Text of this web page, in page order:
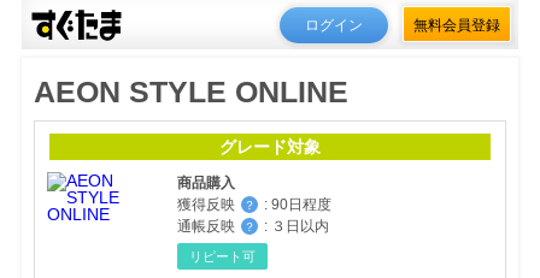
ログイン 無料会員登録
AEON STYLE ONLINE
グレード対象
商品購入
獲得反映
？ : 90日程度
通帳反映
？ : ３日以内
リピート可